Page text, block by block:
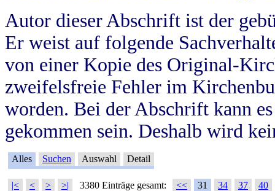
Autor dieser Abschrift ist der
Er weist auf folgende
von einer Kopie des Original-
zweifelsfreie Fehler im
worden. Bei der Abschrift kann
gekommen sein. Deshalb wird
Alles Suchen Auswahl Detail
|< < > >| 3380 Einträge gesamt: << 31 34 37
40